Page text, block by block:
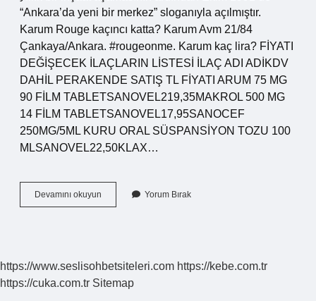
“Ankara’da yeni bir merkez” sloganıyla açılmıştır.
Karum Rouge kaçıncı katta? Karum Avm 21/84
Çankaya/Ankara. #rougeonme. Karum kaç lira? FİYATI
DEĞİŞECEK İLAÇLARIN LİSTESİ İLAÇ ADI ADİKDV
DAHİL PERAKENDE SATIŞ TL FİYATI ARUM 75 MG
90 FİLM TABLETSANOVEL219,35MAKROL 500 MG
14 FİLM TABLETSANOVEL17,95SANOCEF
250MG/5ML KURU ORAL SÜSPANSİYON TOZU 100
MLSANOVEL22,50KLAX…
Devamını okuyun
Hangi
Yorum Bırak
https://www.seslisohbetsiteleri.com https://kebe.com.tr
https://cuka.com.tr Sitemap